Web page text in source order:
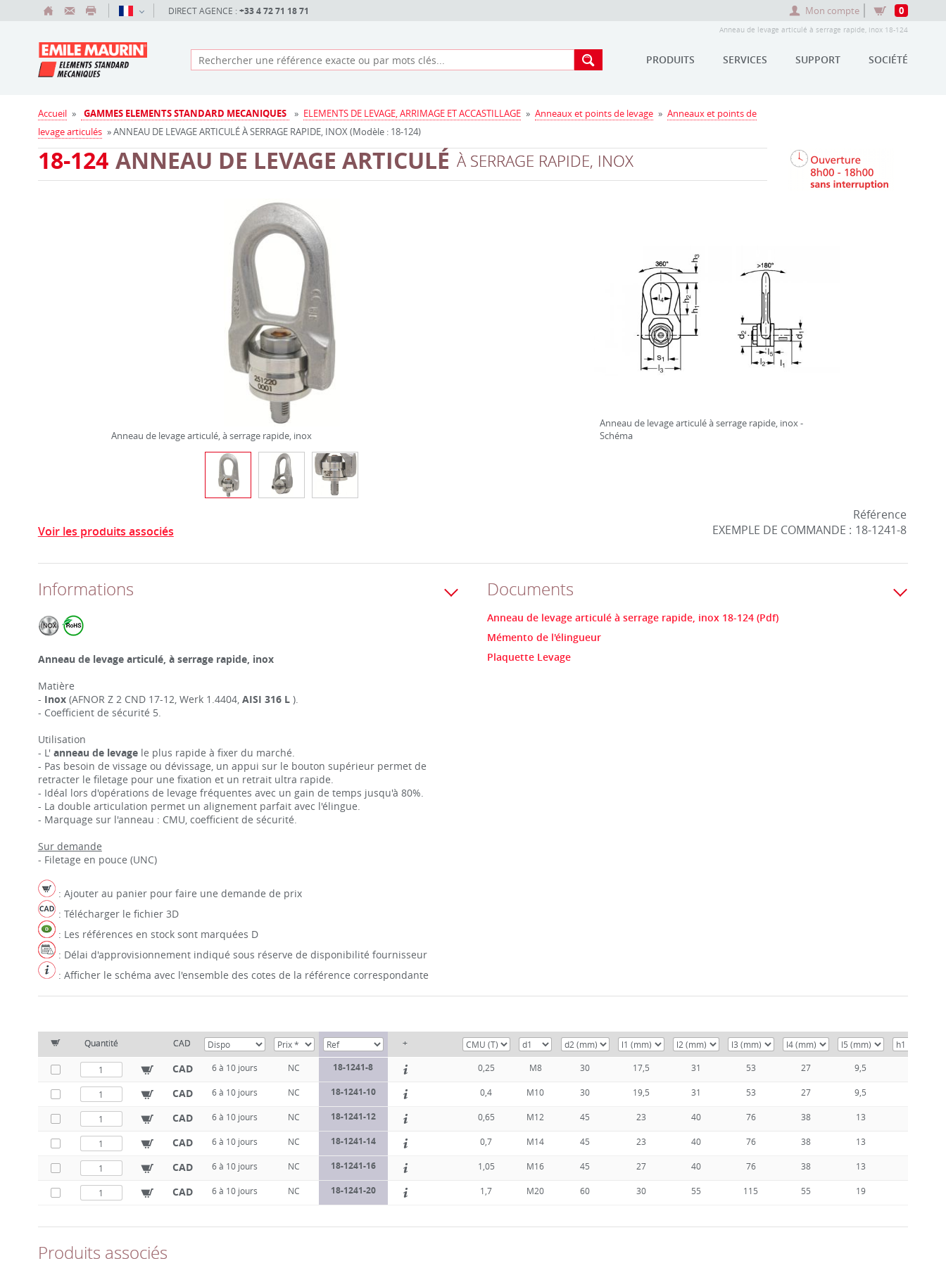
DIRECT AGENCE : +33 4 72 71 18 71 Mon compte 0
Anneau de levage articulé à serrage rapide, inox 18-124
PRODUITS SERVICES SUPPORT SOCIÉTÉ
Accueil » GAMMES ELEMENTS STANDARD MECANIQUES » ELEMENTS DE LEVAGE, ARRIMAGE ET ACCASTILLAGE » Anneaux et points de levage » Anneaux et points de
levage articulés » ANNEAU DE LEVAGE ARTICULÉ À SERRAGE RAPIDE, INOX (Modèle : 18-124)
18-124 ANNEAU DE LEVAGE ARTICULÉ À SERRAGE RAPIDE, INOX
Anneau de levage articulé, à serrage rapide, inox
Anneau de levage articulé à serrage rapide, inox -
Schéma
Voir les produits associés EXEMPLE DE COMMANDE :
Référence
18-1241-8
Informations
Anneau de levage articulé, à serrage rapide, inox
Matière
- Inox (AFNOR Z 2 CND 17-12, Werk 1.4404, AISI 316 L).
- Coefficient de sécurité 5.
Utilisation
- L'anneau de levage le plus rapide à fixer du marché.
- Pas besoin de vissage ou dévissage, un appui sur le bouton supérieur permet de
retracter le filetage pour une fixation et un retrait ultra rapide.
- Idéal lors d'opérations de levage fréquentes avec un gain de temps jusqu'à 80%.
- La double articulation permet un alignement parfait avec l'élingue.
- Marquage sur l'anneau : CMU, coefficient de sécurité.
Sur demande
- Filetage en pouce (UNC)
: Ajouter au panier pour faire une demande de prix
: Télécharger le fichier 3D
: Les références en stock sont marquées D
: Délai d'approvisionnement indiqué sous réserve de disponibilité fournisseur
: Afficher le schéma avec l'ensemble des cotes de la référence correspondante
Documents
Anneau de levage articulé à serrage rapide, inox 18-124 (Pdf)
Mémento de l'élingueur
Plaquette Levage
Quantité CAD +
CAD 6 à 10 jours NC 18-1241-8 0,25 M8 30 17,5 31 53 27 9,5
CAD 6 à 10 jours NC 18-1241-10 0,4 M10 30 19,5 31 53 27 9,5
CAD 6 à 10 jours NC 18-1241-12 0,65 M12 45 23 40 76 38 13
CAD 6 à 10 jours NC 18-1241-14 0,7 M14 45 23 40 76 38 13
CAD 6 à 10 jours NC 18-1241-16 1,05 M16 45 27 40 76 38 13
CAD 6 à 10 jours NC 18-1241-20 1,7 M20 60 30 55 115 55 19
Produits associés